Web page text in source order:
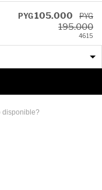
PYG105.000 PYG
195.000
4615
disponible?